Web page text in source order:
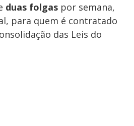
duas folgas por semana,
para quem é contratado
das Leis do